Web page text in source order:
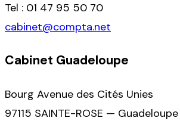
Tel : 01 47 95 50 70
cabinet@compta.net
Cabinet Guadeloupe
Bourg Avenue des Cités Unies
97115 SAINTE-ROSE — Guadeloupe